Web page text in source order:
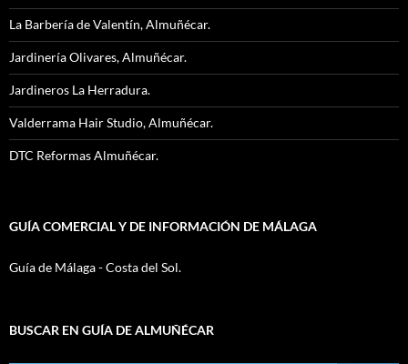
La Barbería de Valentín, Almuñécar.
Jardinería Olivares, Almuñécar.
Jardineros La Herradura.
Valderrama Hair Studio, Almuñécar.
DTC Reformas Almuñécar.
GUÍA COMERCIAL Y DE INFORMACIÓN DE MÁLAGA
Guía de Málaga - Costa del Sol.
BUSCAR EN GUÍA DE ALMUÑÉCAR